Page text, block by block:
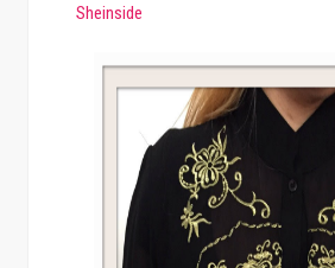
Sheinside